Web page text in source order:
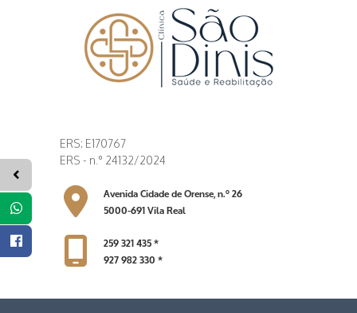
ERS: E170767
ERS - n.° 24132/2024
Avenida Cidade de Orense, n.º 26
5000-691 Vila Real
259 321 435 *
927 982 330 *